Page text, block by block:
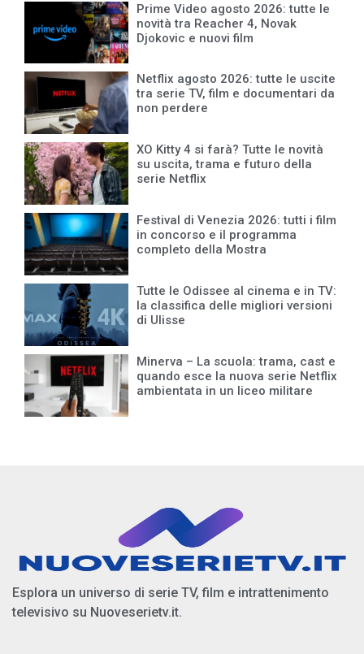
Prime Video agosto 2026: tutte le
novità tra Reacher 4, Novak
Djokovic e nuovi film
Netflix agosto 2026: tutte le uscite
tra serie TV, film e documentari da
non perdere
XO Kitty 4 si farà? Tutte le novità
su uscita, trama e futuro della
serie Netflix
Festival di Venezia 2026: tutti i film
in concorso e il programma
completo della Mostra
Tutte le Odissee al cinema e in TV:
la classifica delle migliori versioni
di Ulisse
Minerva – La scuola: trama, cast e
quando esce la nuova serie Netflix
ambientata in un liceo militare
Esplora un universo di serie TV, film e intrattenimento
televisivo su Nuoveserietv.it.